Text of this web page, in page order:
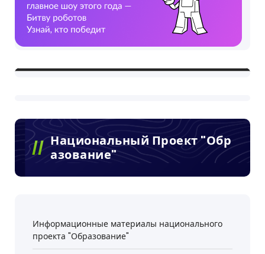
Национальный Проект "Обр
Азование"
Информационные материалы национального
проекта "Образование"